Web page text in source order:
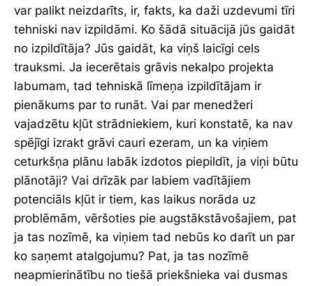
var palikt neizdarīts, ir, fakts, ka daži uzdevumi tīri
tehniski nav izpildāmi. Ko šādā situācijā jūs gaidāt
no izpildītāja? Jūs gaidāt, ka viņš laicīgi cels
trauksmi. Ja iecerētais grāvis nekalpo projekta
labumam, tad tehniskā līmeņa izpildītājam ir
pienākums par to runāt. Vai par menedžeri
vajadzētu kļūt strādniekiem, kuri konstatē, ka nav
spējīgi izrakt grāvi cauri ezeram, un ka viņiem
ceturkšņa plānu labāk izdotos piepildīt, ja viņi būtu
plānotāji? Vai drīzāk par labiem vadītājiem
potenciāls kļūt ir tiem, kas laikus norāda uz
problēmām, vēršoties pie augstākstāvošajiem, pat
ja tas nozīmē, ka viņiem tad nebūs ko darīt un par
ko saņemt atalgojumu? Pat, ja tas nozīmē
neapmierinātību no tiešā priekšnieka vai dusmas